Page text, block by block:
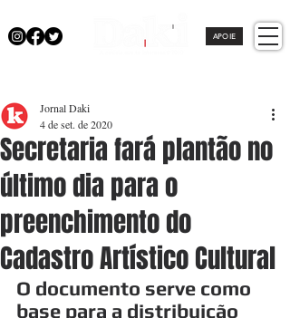
APOIE
Secretaria fará plantão no
último dia para o
preenchimento do
Cadastro Artístico Cultural
Jornal Daki
4 de set. de 2020
O documento serve como
base para a distribuição